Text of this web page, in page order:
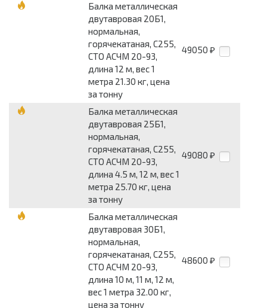
Балка металлическая
двутавровая 20Б1,
нормальная,
горячекатаная, С255,
СТО АСЧМ 20-93,
длина 12 м, вес 1
метра 21.30 кг, цена
за тонну
49050 ₽
Балка металлическая
двутавровая 25Б1,
нормальная,
горячекатаная, С255,
СТО АСЧМ 20-93,
длина 4.5 м, 12 м, вес 1
метра 25.70 кг, цена
за тонну
49080 ₽
Балка металлическая
двутавровая 30Б1,
нормальная,
горячекатаная, С255,
СТО АСЧМ 20-93,
длина 10 м, 11 м, 12 м,
вес 1 метра 32.00 кг,
цена за тонну
48600 ₽